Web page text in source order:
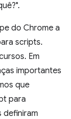
do Chrome a
scripts.
Em
importantes
que
para
definiram